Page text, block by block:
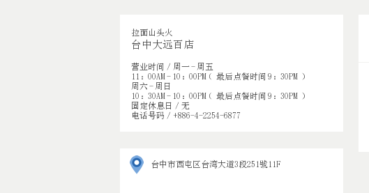
拉面山头火
台中大远百店
营业时间／周一 - 周五
11：00AM - 10：00PM （最后点餐时间 9：30PM）
周六 - 周日
10：30AM - 10：00PM （最后点餐时间 9：30PM）
固定休息日／无
电话号码／+886-4-2254-6877
台中市西屯区台湾大道3段251號11F